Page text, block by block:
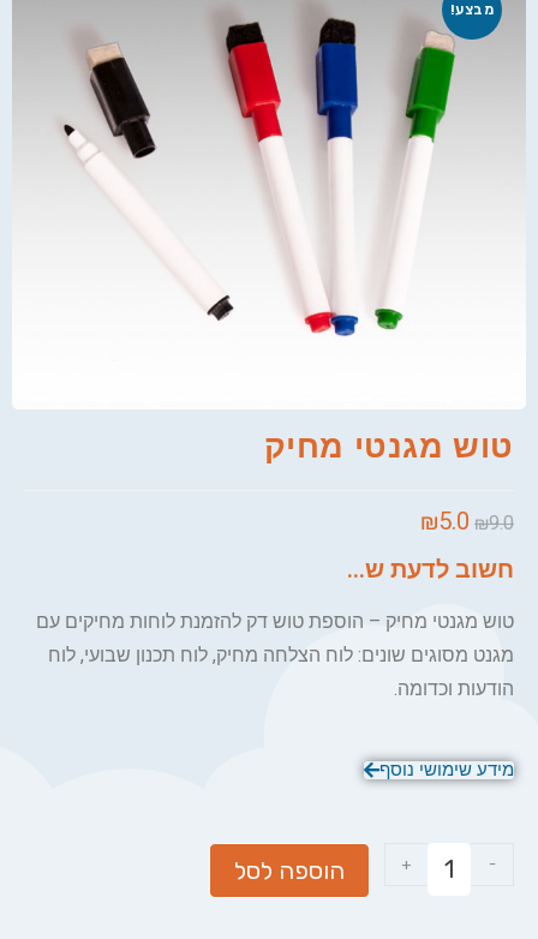
מבצע!
טוש מגנטי מחיק
₪9.0
₪5.0
חשוב לדעת ש...
טוש מגנטי מחיק – הוספת טוש דק להזמנת לוחות מחיקים עם
מגנט מסוגים שונים: לוח הצלחה מחיק, לוח תכנון שבועי, לוח
הודעות וכדומה.
מידע שימושי נוסף
-
+ הוספה לסל